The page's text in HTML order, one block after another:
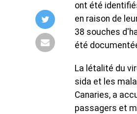
ont été
en raison de
38 souches
été
La létalité du
sida et les
Canaries, a
passagers et